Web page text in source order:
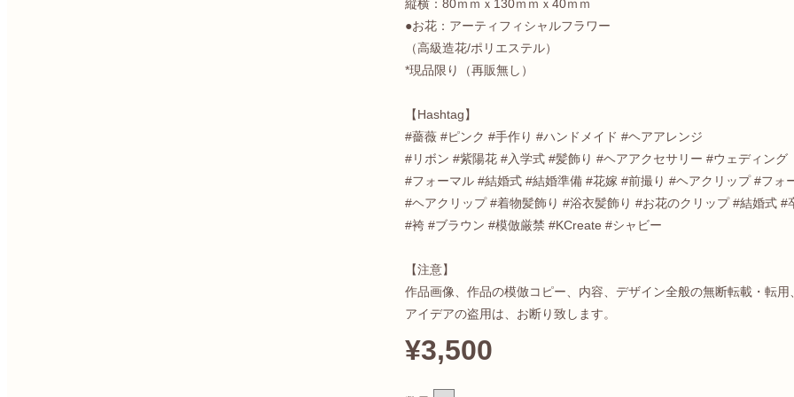
縦横：80ｍｍｘ130ｍｍｘ40ｍｍ
●お花：アーティフィシャルフラワー
（高級造花/ポリエステル）
*現品限り（再販無し）
【Hashtag】
#薔薇 #ピンク #手作り #ハンドメイド #ヘアアレンジ
#リボン #紫陽花 #入学式 #髪飾り #ヘアアクセサリー #ウェディング
#フォーマル #結婚式 #結婚準備 #花嫁 #前撮り #ヘアクリップ #フォ
#ヘアクリップ #着物髪飾り #浴衣髪飾り #お花のクリップ #結婚式 #
#袴 #ブラウン #模倣厳禁 #KCreate #シャビー
【注意】
作品画像、作品の模倣コピー、内容、デザイン全般の無断転載・転用、
アイデアの盗用は、お断り致します。
¥3,500